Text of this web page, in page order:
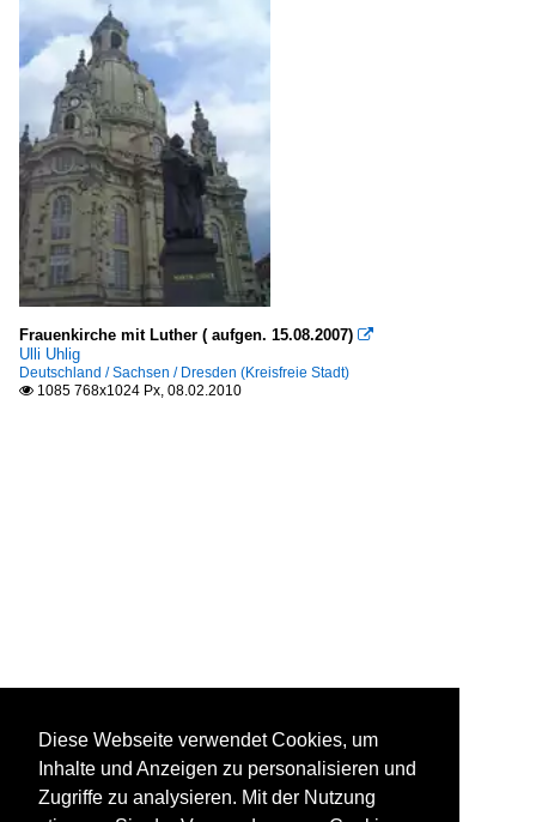
Frauenkirche mit Luther ( aufgen. 15.08.2007) 
Ulli Uhlig
Deutschland / Sachsen / Dresden (Kreisfreie Stadt)
 1085 768x1024 Px, 08.02.2010
Diese Webseite verwendet Cookies, um
Inhalte und Anzeigen zu personalisieren und
Zugriffe zu analysieren. Mit der Nutzung